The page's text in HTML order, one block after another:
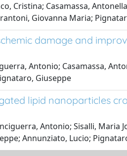
Cristina; Casamassa,
Giovanna Maria;
damage and
Antonio; Casamassa,
Giuseppe
lipid nanoparticles
Antonio; Sisalli, Maria
Annunziato, Lucio;